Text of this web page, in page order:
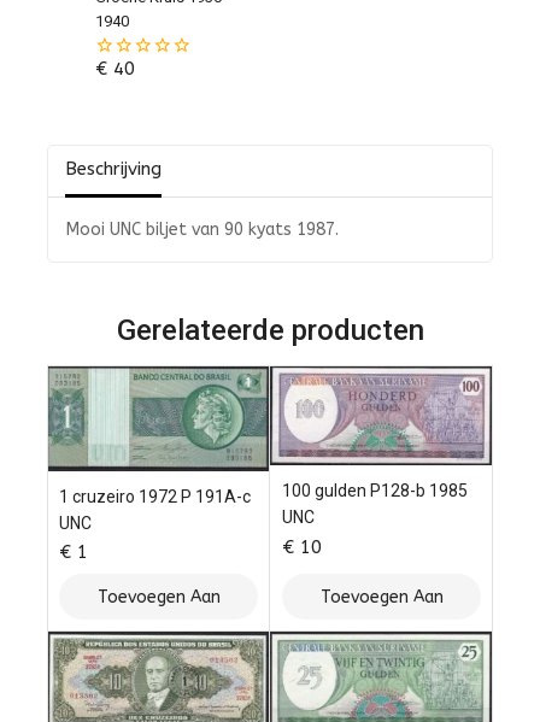
1940
0
€40
Beschrijving
Mooi UNC biljet van 90 kyats 1987.
Gerelateerde producten
1 cruzeiro 1972 P 191A-c
UNC
€ 1
Toevoegen Aan
Winkelwagen
100 gulden P128-b 1985
UNC
€ 10
Toevoegen Aan
Winkelwagen